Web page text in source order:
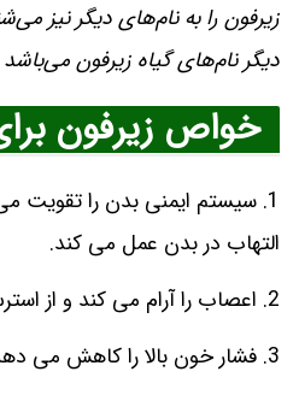
زیرفون را به نام‌های دیگر نیز
دیگر نام‌های گیاه زیرفون می‌باشد
خواص زیرفون
1. سیستم ایمنی بدن را تقویت
التهاب در بدن عمل می کند.
2. اعصاب را آرام می کند و از استرس جلوگیری می کند.
3. فشار خون بالا را کاهش می دهد.